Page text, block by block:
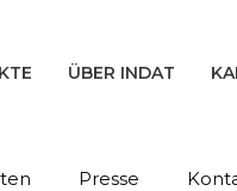
ÜBER INDAT
Presse